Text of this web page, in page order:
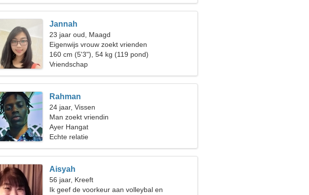
Jannah
23 jaar oud, Maagd
Eigenwijs vrouw zoekt vrienden
160 cm (5'3"), 54 kg (119 pond)
Vriendschap
Rahman
24 jaar, Vissen
Man zoekt vriendin
Ayer Hangat
Echte relatie
Aisyah
56 jaar, Kreeft
Ik geef de voorkeur aan volleybal en